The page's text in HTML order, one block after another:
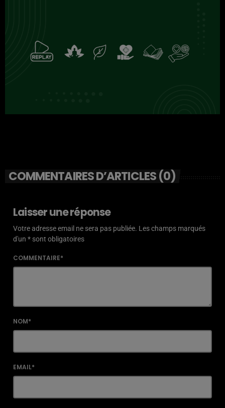
COMMENTAIRES D’ARTICLES (0)
Laisser une réponse
Votre adresse email ne sera pas publiée. Les champs marqués
d'un * sont obligatoires
COMMENTAIRE*
NOM*
EMAIL*